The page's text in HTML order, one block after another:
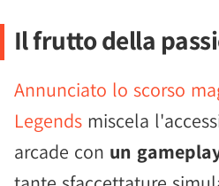
Il frutto della
Annunciato lo scorso
Legends miscela
arcade con un